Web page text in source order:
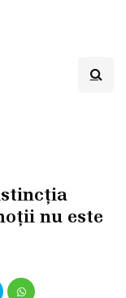
nu este